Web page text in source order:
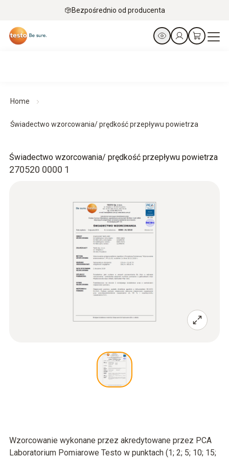
Bezpośrednio od producenta
Home
Świadectwo wzorcowania/ prędkość przepływu powietrza
270520 0000 1
Świadectwo wzorcowania/ prędkość przepływu powietrza
Wzorcowanie wykonane przez akredytowane przez PCA
Laboratorium Pomiarowe Testo w punktach (1; 2; 5; 10; 15;